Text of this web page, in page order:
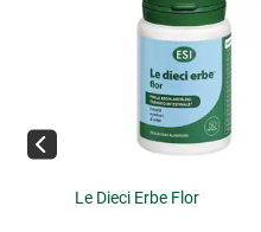
Le Dieci Erbe Flor